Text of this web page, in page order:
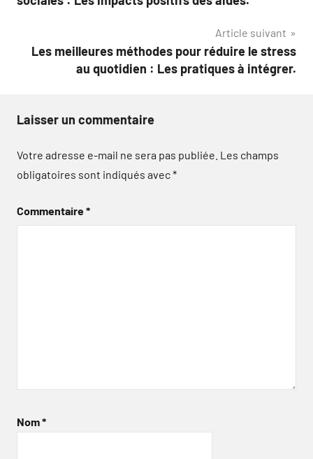
Article suivant
Les meilleures méthodes pour réduire le stress
au quotidien : Les pratiques à intégrer.
Laisser un commentaire
Votre adresse e-mail ne sera pas publiée. Les champs
obligatoires sont indiqués avec*
Commentaire*
Nom*